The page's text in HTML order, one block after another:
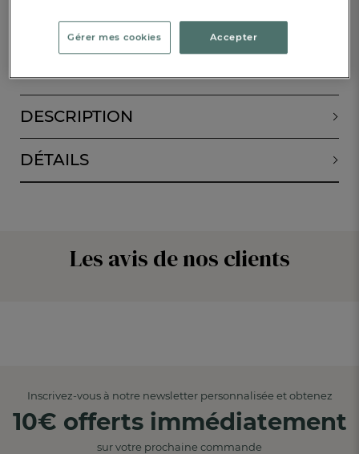
ALERTE DE RETOUR EN STOCK
DESCRIPTION
DÉTAILS
Les avis de nos clients
Inscrivez-vous à notre newsletter personnalisée et obtenez
10€ offerts immédiatement
sur votre prochaine commande
Gérer mes cookies Accepter